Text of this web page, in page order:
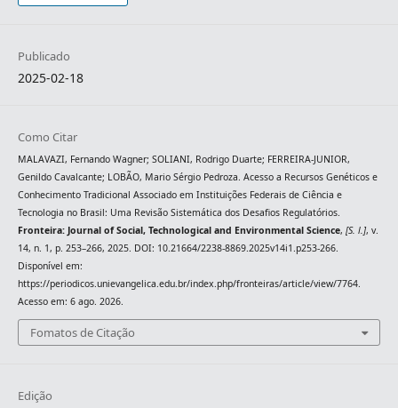
Publicado
2025-02-18
Como Citar
MALAVAZI, Fernando Wagner; SOLIANI, Rodrigo Duarte; FERREIRA-JUNIOR,
Genildo Cavalcante; LOBÃO, Mario Sérgio Pedroza. Acesso a Recursos Genéticos e
Conhecimento Tradicional Associado em Instituições Federais de Ciência e
Tecnologia no Brasil: Uma Revisão Sistemática dos Desafios Regulatórios.
Fronteira: Journal of Social, Technological and Environmental Science, [S. l.], v.
14, n. 1, p. 253–266, 2025. DOI: 10.21664/2238-8869.2025v14i1.p253-266.
Disponível em:
https://periodicos.unievangelica.edu.br/index.php/fronteiras/article/view/7764.
Acesso em: 6 ago. 2026.
Fomatos de Citação
Edição